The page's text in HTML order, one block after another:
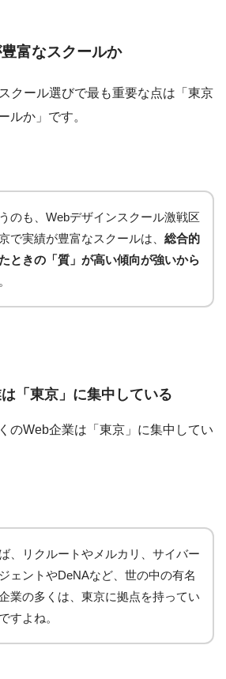
富なスクールか
クール選びで最も重要な点は「東京
ルか」です。
のも、Webデザインスクール激戦区
で実績が豊富なスクールは、 総合的
ときの「質」が高い傾向が強いから
「東京」に集中している
のWeb企業は「東京」に集中してい
、リクルートやメルカリ、サイバー
ェントやDeNAなど、世の中の有名
業の多くは、東京に拠点を持ってい
すよね。